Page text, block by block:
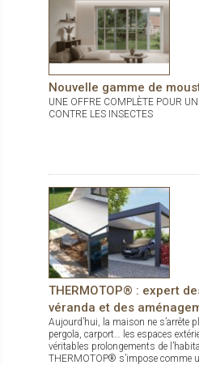
Nouvelle gamme de
UNE OFFRE COMPLÈTE POUR
CONTRE LES INSECTES
THERMOTOP® : expert
véranda et des
Aujourd’hui, la maison ne s’arrête
pergola, carport… les espaces
véritables prolongements de
THERMOTOP® s’impose comme